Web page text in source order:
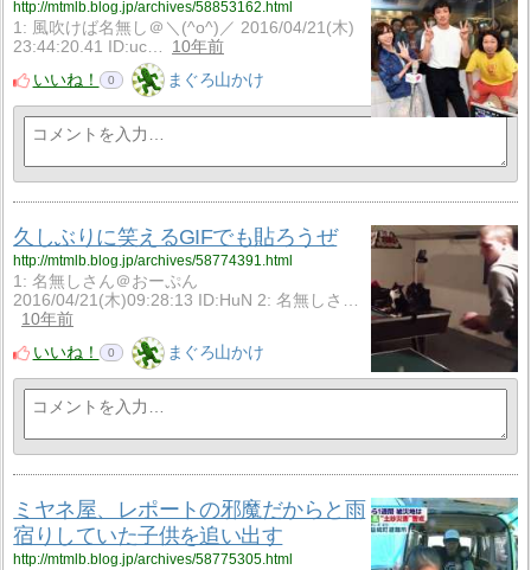
http://mtmlb.blog.jp/archives/58853162.html
1: 風吹けば名無し＠＼(^o^)／ 2016/04/21(木)
23:44:20.41 ID:uc…
10年前
いいね！
0 まぐろ山かけ
久しぶりに笑えるGIFでも貼ろうぜ
http://mtmlb.blog.jp/archives/58774391.html
1: 名無しさん＠おーぷん
2016/04/21(木)09:28:13 ID:HuN 2: 名無しさ…
10年前
いいね！
0 まぐろ山かけ
ミヤネ屋、レポートの邪魔だからと雨
宿りしていた子供を追い出す
http://mtmlb.blog.jp/archives/58775305.html